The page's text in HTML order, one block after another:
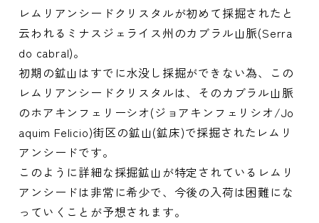
レムリアンシードクリスタルが初めて採掘されたと
云われるミナスジェライス州のカブラル山脈(Serra
do cabral)。
初期の鉱山はすでに水没し採掘ができない為、この
レムリアンシードクリスタルは、そのカブラル山脈
のホアキンフェリーシオ(ジョアキンフェリシオ/Jo
aquim Felicio)街区の鉱山(鉱床)で採掘されたレムリ
アンシードです。
このように詳細な採掘鉱山が特定されているレムリ
アンシードは非常に希少で、今後の入荷は困難にな
っていくことが予想されます。